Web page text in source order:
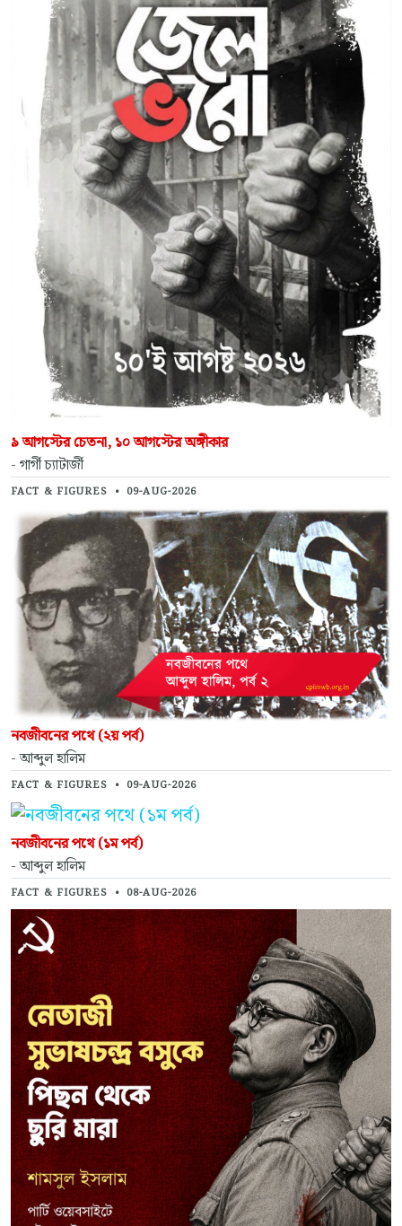
৯ আগস্টের চেতনা, ১০ আগস্টের অঙ্গীকার
- গার্গী চ্যাটার্জী
FACT & FIGURES • 09-AUG-2026
নবজীবনের পথে (২য় পর্ব)
- আব্দুল হালিম
FACT & FIGURES • 09-AUG-2026
নবজীবনের পথে (১ম পর্ব)
- আব্দুল হালিম
FACT & FIGURES • 08-AUG-2026